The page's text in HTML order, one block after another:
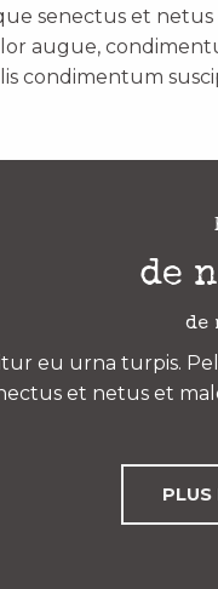
senectus et netus
augue,
condimentum
de
de
eu urna turpis.
et netus et
PLUS